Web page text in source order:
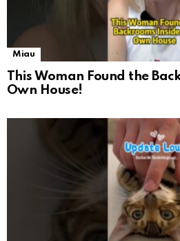
Miau
This Woman Found the
Own House!